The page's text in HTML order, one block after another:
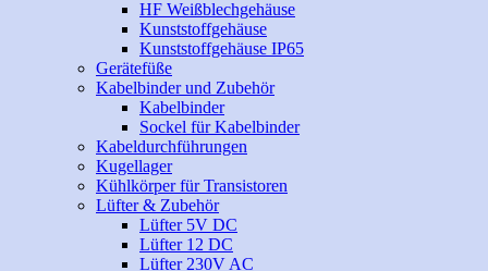
HF Weißblechgehäuse
Kunststoffgehäuse
Kunststoffgehäuse IP65
Gerätefüße
Kabelbinder und Zubehör
Kabelbinder
Sockel für Kabelbinder
Kabeldurchführungen
Kugellager
Kühlkörper für Transistoren
Lüfter & Zubehör
Lüfter 5V DC
Lüfter 12 DC
Lüfter 230V AC